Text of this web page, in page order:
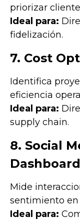
priorizar
Ideal para:
fidelización.
7. Cost
Identifica
eficiencia
Ideal para:
supply chain.
8. Social
Dashboard
Mide
sentimiento en
Ideal para: